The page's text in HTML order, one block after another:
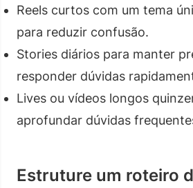
Reels curtos com um tema
para reduzir confusão.
Stories diários para manter
responder dúvidas
Lives ou vídeos longos
aprofundar dúvidas
Estruture um roteiro